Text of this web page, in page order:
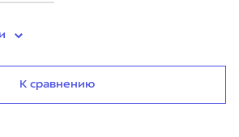
К сравнению